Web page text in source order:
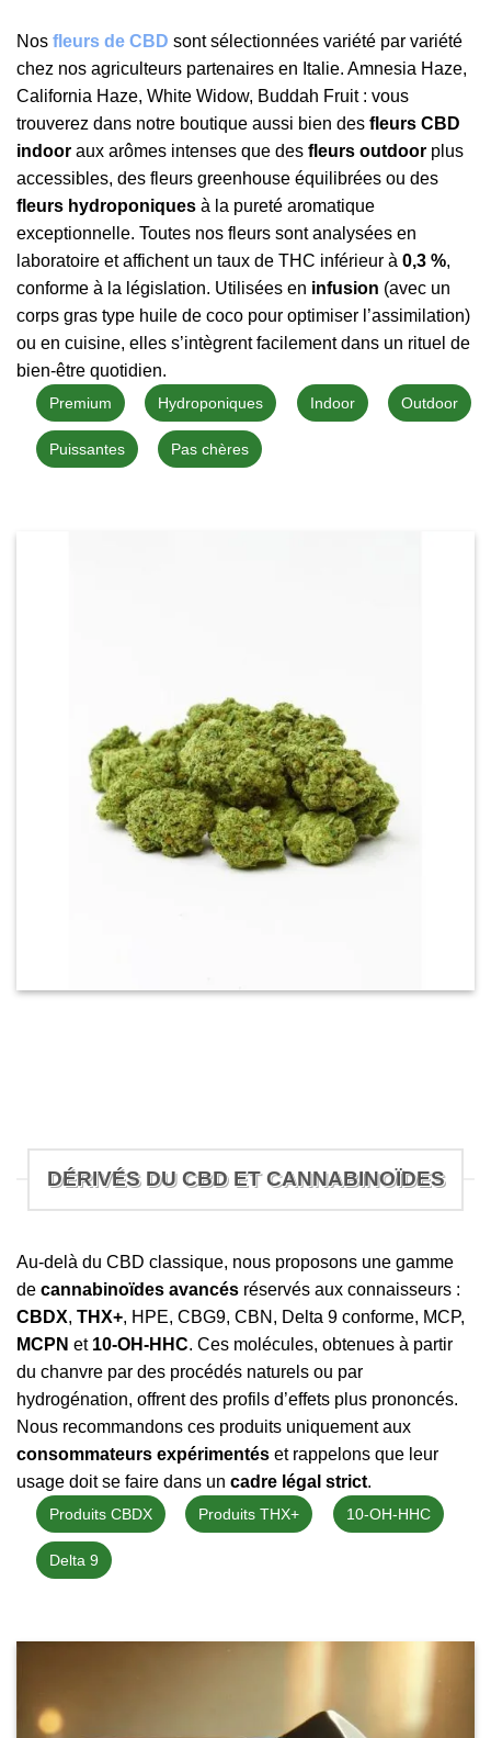
Nos fleurs de CBD sont sélectionnées variété par variété
chez nos agriculteurs partenaires en Italie. Amnesia Haze,
California Haze, White Widow, Buddah Fruit : vous
trouverez dans notre boutique aussi bien des fleurs CBD
indoor aux arômes intenses que des fleurs outdoor plus
accessibles, des fleurs greenhouse équilibrées ou des
fleurs hydroponiques à la pureté aromatique
exceptionnelle. Toutes nos fleurs sont analysées en
laboratoire et affichent un taux de THC inférieur à 0,3 %,
conforme à la législation. Utilisées en infusion (avec un
corps gras type huile de coco pour optimiser l’assimilation)
ou en cuisine, elles s’intègrent facilement dans un rituel de
bien-être quotidien.
Premium Hydroponiques Indoor Outdoor
Puissantes Pas chères
DÉRIVÉS DU CBD ET CANNABINOÏDES
Au-delà du CBD classique, nous proposons une gamme
de cannabinoïdes avancés réservés aux connaisseurs :
CBDX, THX+, HPE, CBG9, CBN, Delta 9 conforme, MCP,
MCPN et 10-OH-HHC. Ces molécules, obtenues à partir
du chanvre par des procédés naturels ou par
hydrogénation, offrent des profils d’effets plus prononcés.
Nous recommandons ces produits uniquement aux
consommateurs expérimentés et rappelons que leur
usage doit se faire dans un cadre légal strict.
Produits CBDX Produits THX+ 10-OH-HHC
Delta 9